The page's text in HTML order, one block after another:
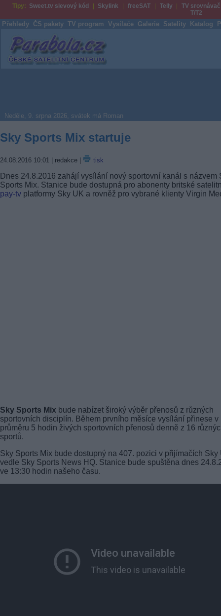
Tipy: Sweet.tv slevový kód Skylink freeSAT Telly
TV srovnávač
T/T2
Přehledy ČS pakety TV program Vysílače Galerie Satelity Katalog
Parabola.cz
Neděle, 9. srpna 2026, svátek má Roman
Sky Sports Mix startuje
24.08.2016 10:01 | redakce | tisk
Dnes 24.8.2016 zahájí vysílání nový sportovní kanál s názvem
Sports Mix. Stanice bude dostupná pro abonenty britské
pay-tv platformy Sky UK a rovněž pro vybrané klienty Virgin
Sky Sports Mix bude nabízet široký výběr přenosů z různých
sportovních disciplín. Během prvního měsíce vysílání přinese v
průměru 5 hodin živých sportovních přenosů denně z 16
sportů.
Sky Sports Mix bude dostupný na 407. pozici v přijímačích Sky
vedle Sky Sports News HQ. Stanice bude spuštěna dnes
ve 13:30 hodin našeho času.